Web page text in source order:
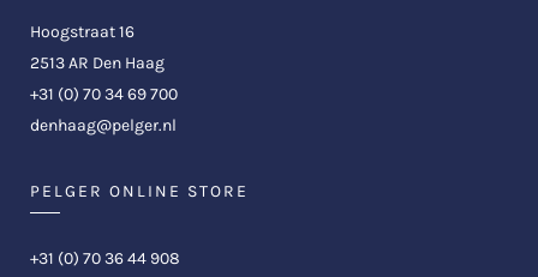
Hoogstraat 16
2513 AR Den Haag
+31 (0) 70 34 69 700
denhaag@pelger.nl
PELGER ONLINE STORE
+31 (0) 70 36 44 908